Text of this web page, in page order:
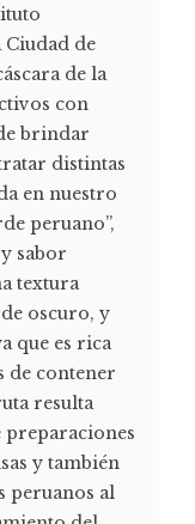
de
de la
con
brindar
distintas
en nuestro
peruano”,
sabor
textura
oscuro, y
que es rica
de contener
resulta
preparaciones
y también
peruanos al